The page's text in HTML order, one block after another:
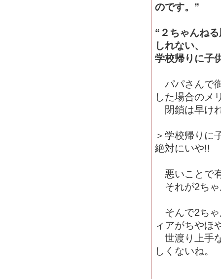
のです。”
“２ちゃんね
しれない、
学校帰りに子
パパさんで
した場合のメ
閉鎖は早け
＞学校帰りに
絶対にいや!!
悪いことで
それが2ちゃ
そんで2ちゃ
ィアがちやほ
世渡り上手
しくないね。